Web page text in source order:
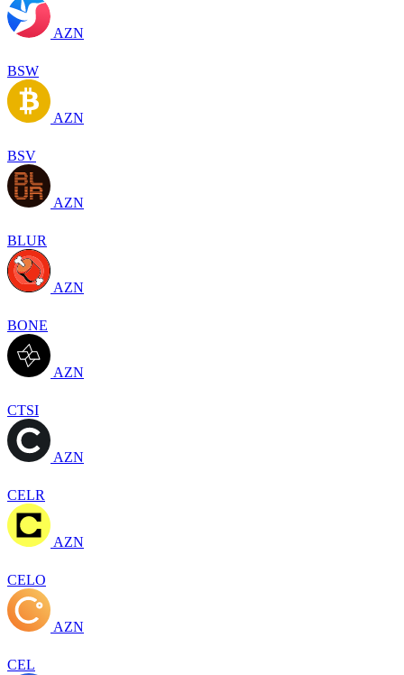
AZN
BSW
AZN
BSV
AZN
BLUR
AZN
BONE
AZN
CTSI
AZN
CELR
AZN
CELO
AZN
CEL